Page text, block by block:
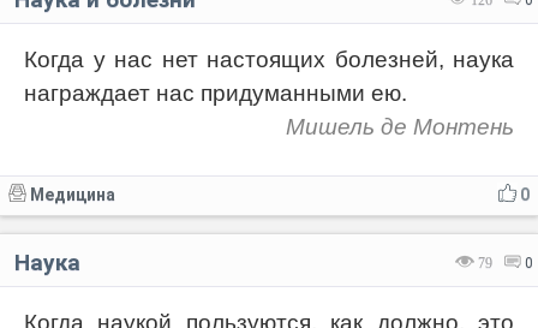
Когда у нас нет настоящих болезней, наука
награждает нас придуманными ею.
Мишель де Монтень
0
Медицина
79 0
Наука
Когда наукой пользуются, как должно, это